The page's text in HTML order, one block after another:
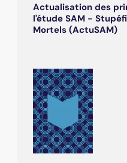
Actualisation des
l'étude SAM -
Mortels (ActuSAM)